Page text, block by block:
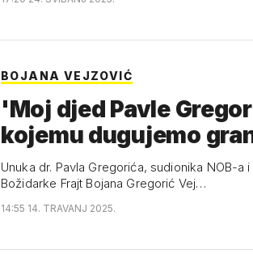
BOJANA VEJZOVIĆ
'Moj djed Pavle
kojemu dugujemo
Unuka dr. Pavla Gregorića, sudionika NOB-
Božidarke Frajt Bojana Gregorić Vej…
14:55 14. TRAVANJ 2025.